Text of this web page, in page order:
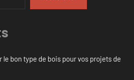
bon type de bois pour vos projets de